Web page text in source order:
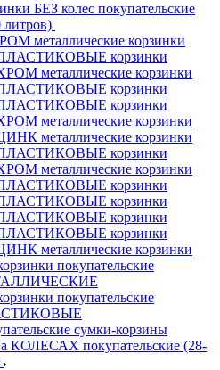
БЕЗ колес покупательские
литров)
металлические корзинки
корзинки
металлические корзинки
корзинки
корзинки
металлические корзинки
металлические корзинки
корзинки
металлические корзинки
корзинки
корзинки
корзинки
корзинки
металлические корзинки
покупательские
покупательские
сумки-корзины
КОЛЕСАХ покупательские (28-